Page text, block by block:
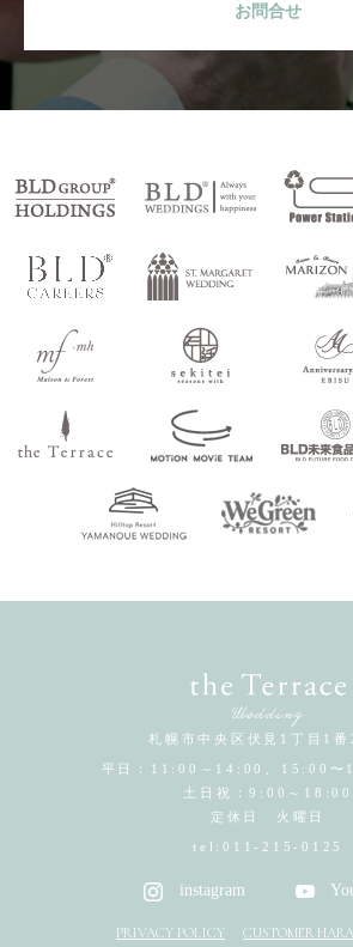
お問合せ
札幌市中央区伏見1丁目1番
平日：11:00～14:00、15:00
土日祝：9:00～18:00
定休日 火曜日
tel: 011-215-0125
instagram
PRIVACY POLICY CUSTOMER